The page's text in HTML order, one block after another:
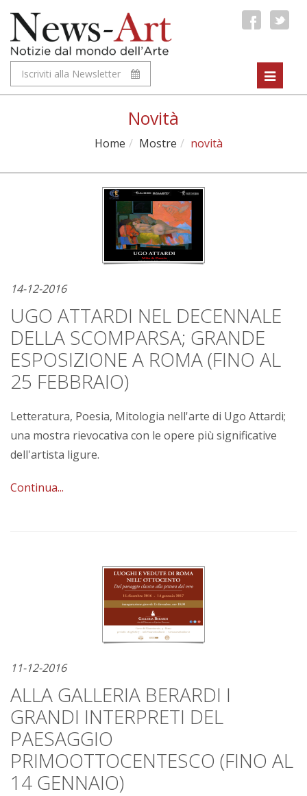
Iscriviti alla Newsletter
Toggle
Novità
Home Mostre novità
14-12-2016
UGO ATTARDI NEL DECENNALE
DELLA SCOMPARSA; GRANDE
ESPOSIZIONE A ROMA (FINO AL
25 FEBBRAIO)
Letteratura, Poesia, Mitologia nell'arte di Ugo Attardi;
una mostra rievocativa con le opere più significative
dell'artista ligure.
Continua...
11-12-2016
ALLA GALLERIA BERARDI I
GRANDI INTERPRETI DEL
PAESAGGIO
PRIMOOTTOCENTESCO (FINO AL
14 GENNAIO)